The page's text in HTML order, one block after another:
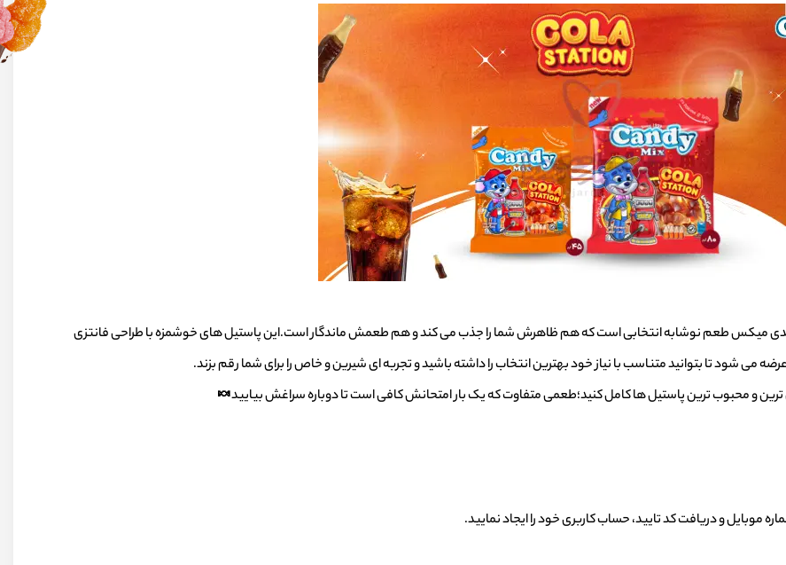
میکس طعم نوشابهانتخابی است که هم ظاهرش شما را جذب می کند و هم طعمش ماندگار است.این پاستیل های خوشمزه با طراحی فانتزی
ترین و محبوب ترین پاستیل ها کامل کنید؛طعمی متفاوت که یک بار امتحانش کافی است تا دوباره سراغش بیایید🍬
موبایل و دریافت کد تایید، حساب کاربری خود را ایجاد نمایید.